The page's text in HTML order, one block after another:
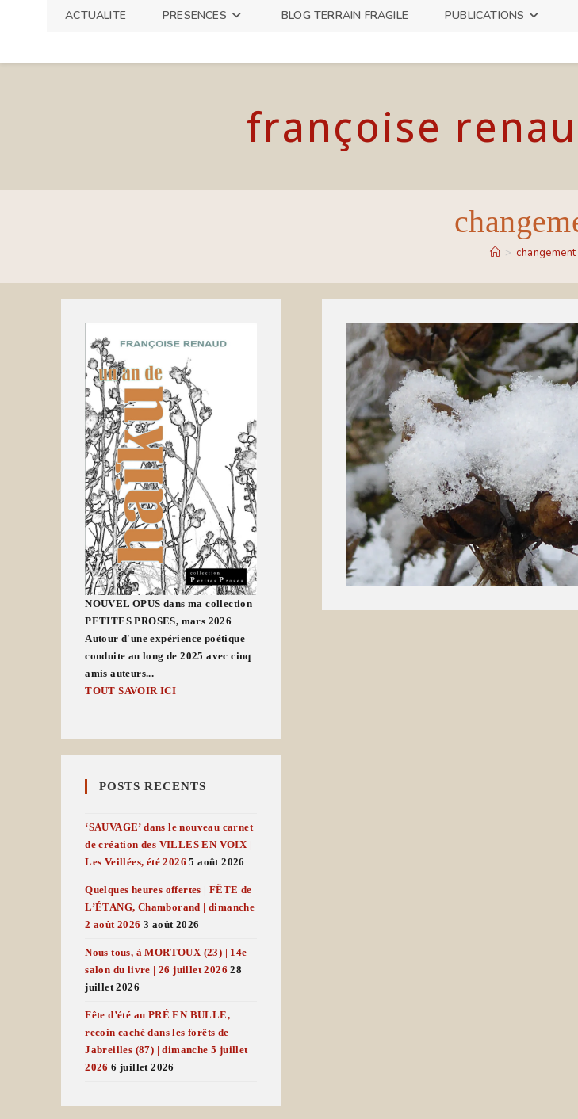
ACTUALITE PRESENCES BLOG TERRAIN FRAGILE PUBLICATIONS
françoise
> changement
NOUVEL OPUS dans ma collection
PETITES PROSES, mars 2026
Autour d'une expérience poétique
conduite au long de 2025 avec cinq
amis auteurs...
TOUT SAVOIR ICI
POSTS RECENTS
‘SAUVAGE’ dans le nouveau carnet
de création des VILLES EN VOIX |
Les Veillées, été 2026 5 août 2026
Quelques heures offertes | FÊTE de
L’ÉTANG, Chamborand | dimanche
2 août 2026 3 août 2026
Nous tous, à MORTOUX (23) | 14e
salon du livre | 26 juillet 2026 28
juillet 2026
Fête d’été au PRÉ EN BULLE,
recoin caché dans les forêts de
Jabreilles (87) | dimanche 5 juillet
2026 6 juillet 2026